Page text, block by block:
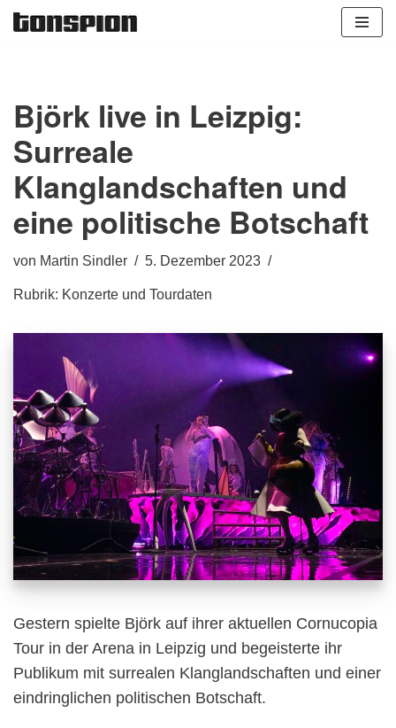
Björk live in Leizpig:
Surreale
Klanglandschaften und
eine politische Botschaft
von Martin Sindler 5. Dezember 2023
Rubrik: Konzerte und Tourdaten
Gestern spielte Björk auf ihrer aktuellen Cornucopia
Tour in der Arena in Leipzig und begeisterte ihr
Publikum mit surrealen Klanglandschaften und einer
eindringlichen politischen Botschaft.